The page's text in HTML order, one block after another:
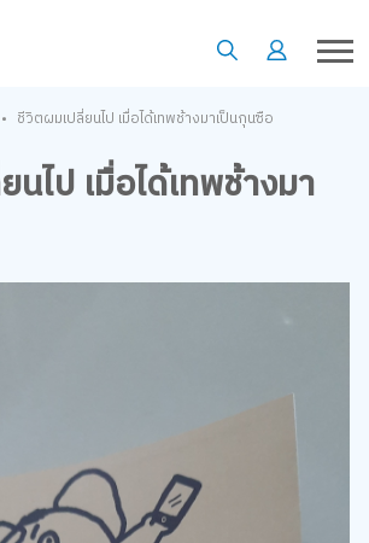
• ชีวิตผมเปลี่ยนไป เมื่อได้เทพช้างมาเป็นกุนซือ
นไป เมื่อได้เทพช้างมา